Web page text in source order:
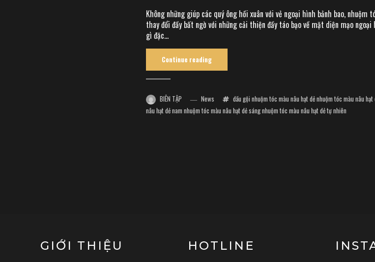
Không những giúp các quý ông hồi xuân với vẻ ngoại hình bảnh bao,
thay đổi đầy bất ngờ với những cải thiện đầy táo bạo về mặt diện mạo
gì đặc...
Continue reading
BIÊN TẬP News dầu gội nhuộm tóc màu nâu hạt dẻnhuộm tóc màu nâu hạt
nâu hạt dẻ nam nhuộm tóc màu nâu hạt dẻ sángnhuộm tóc màu nâu hạt dẻ tự nhiên
GIỚI THIỆU HOTLINE